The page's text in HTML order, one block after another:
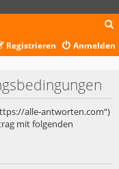
c
Anmelden
Registrieren
alle-antworten.com“)
mit folgenden